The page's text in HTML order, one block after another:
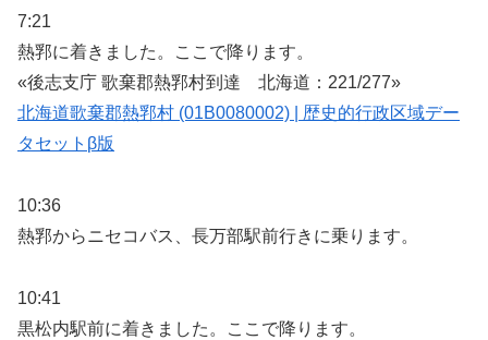
7:21
熱郛に着きました。ここで降ります。
«後志支庁 歌棄郡熱郛村到達 北海道：221/277»
北海道歌棄郡熱郛村 (01B0080002) | 歴史的行政区域デー
タセットβ版
10:36
熱郛からニセコバス、長万部駅前行きに乗ります。
10:41
黒松内駅前に着きました。ここで降ります。